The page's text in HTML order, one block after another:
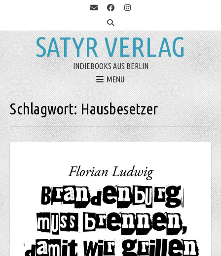
SATYR VERLAG
INDIEBOOKS AUS BERLIN
MENU
Schlagwort:Hausbesetzer